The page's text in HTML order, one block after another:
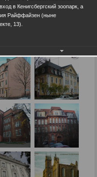
в Кенигсбергский зоопарк, а
Райффайзен (ныне
13).